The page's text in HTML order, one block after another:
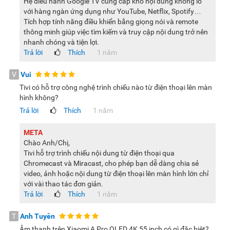
Tivi kích thước màn hình 55 inch phù hợp để trang trí trong
các phòng có diện tích vừa như phòng khách, phòng họp,
V úp ngược, làm từ chất liệu nhựa lõi thép cho độ bền tốt
nâng đỡ tivi đứng ổn định, không bị nghiêng, đổ trong suốt
thời gian sử dụng.
chiếc tivi thông minh kích thước tầm trung phù hợp cho các
gia đình, văn phòng, trường học sử dụng. Sản phẩm tích hợp
công nghệ màn hình hiện đại cho khả năng hiển thị tối ưu
cùng chất lượng âm thanh đỉnh cao sẽ mang đến cho bạn
những trải nghiệm nghe - nhìn chân thực nhất.
sản phẩm, màu sắc, thiết kế và thông số kỹ thuật có thể thay
đổi tùy theo sản phẩm thực tế mà không cần thông báo
với hàng ngàn ứng dụng như YouTube, Netflix, Spotify…
Tích hợp tính năng điều khiển bằng giọng nói và remote
thông minh giúp việc tìm kiếm và truy cập nội dung trở nên
nhanh chóng và tiện lợi.
Trả lời
Thích 1 năm
V Vui
Tivi có hỗ trợ công nghệ trình chiếu nào từ điện thoại lên màn
hình không?
Trả lời
Thích 1 năm
META
Chào Anh/Chị,
Tivi hỗ trợ trình chiếu nội dung từ điện thoại qua
Chromecast và Miracast, cho phép bạn dễ dàng chia sẻ
video, ảnh hoặc nội dung từ điện thoại lên màn hình lớn chỉ
với vài thao tác đơn giản.
Trả lời
Thích 1 năm
T Anh Tuyên